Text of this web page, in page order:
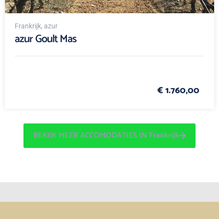
Frankrijk, azur
azur Goult Mas
€ 1.760,00
BEKIJK MEER ACCOMODATIES IN Frankrijk